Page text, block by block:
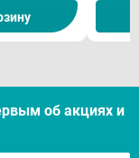
об акцияx и